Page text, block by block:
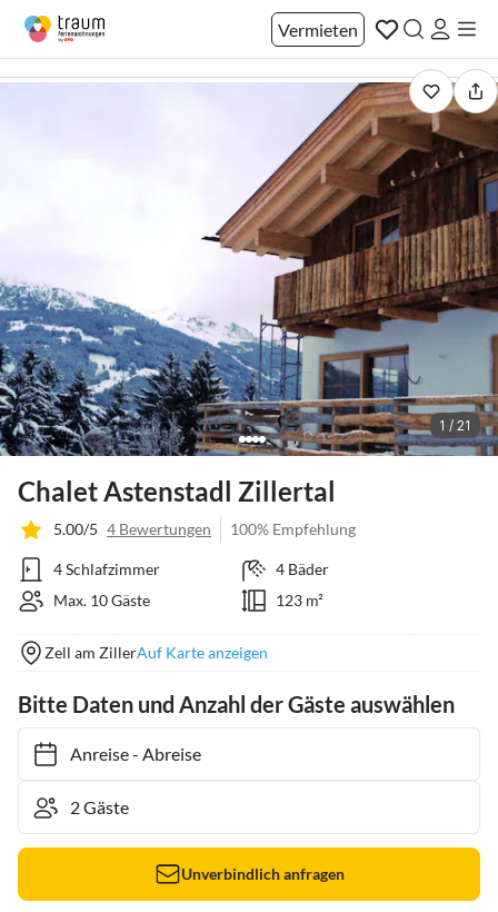
Vermieten
1 / 21
Chalet Astenstadl Zillertal
5.00/5 4 Bewertungen 100% Empfehlung
4 Schlafzimmer
4 Bäder
Max. 10 Gäste
123 m²
Zell am ZillerAuf Karte anzeigen
Bitte Daten und Anzahl der Gäste auswählen
Anreise- Abreise
Unverbindlich anfragen